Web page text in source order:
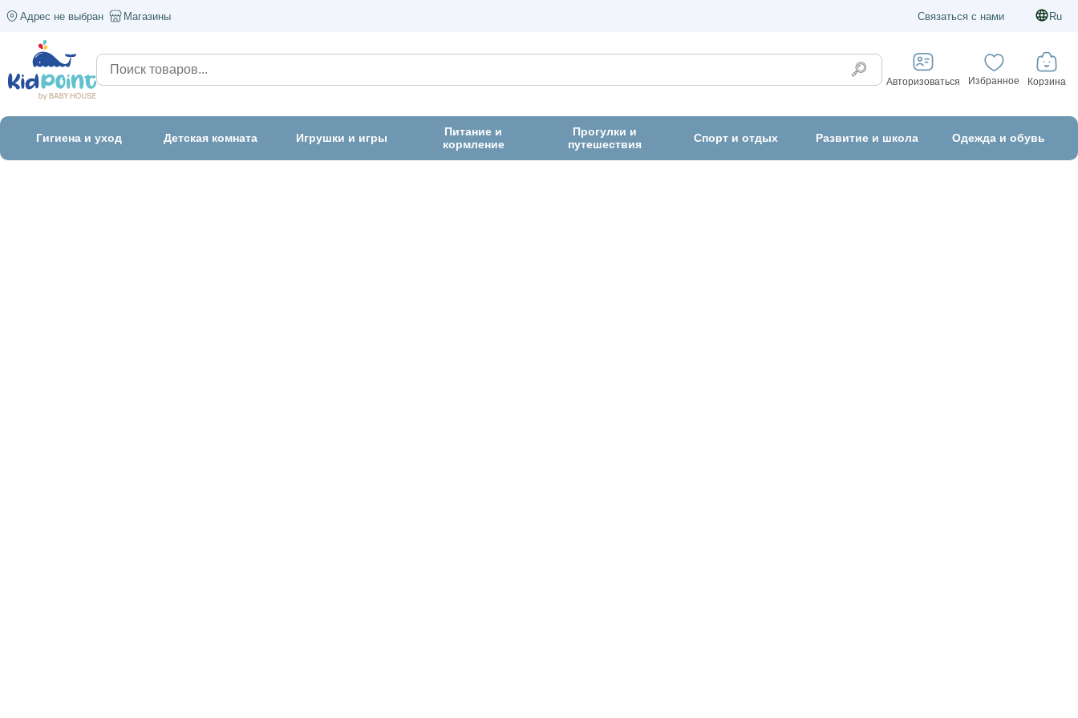
Адрес не выбран Магазины Связаться с нами Ru
Авторизоваться Избранное Корзина
Гигиена и уход Детская комната Игрушки и игры
Питание и
кормление
Прогулки и
путешествия
Спорт и отдых Развитие и школа Одежда и обувь